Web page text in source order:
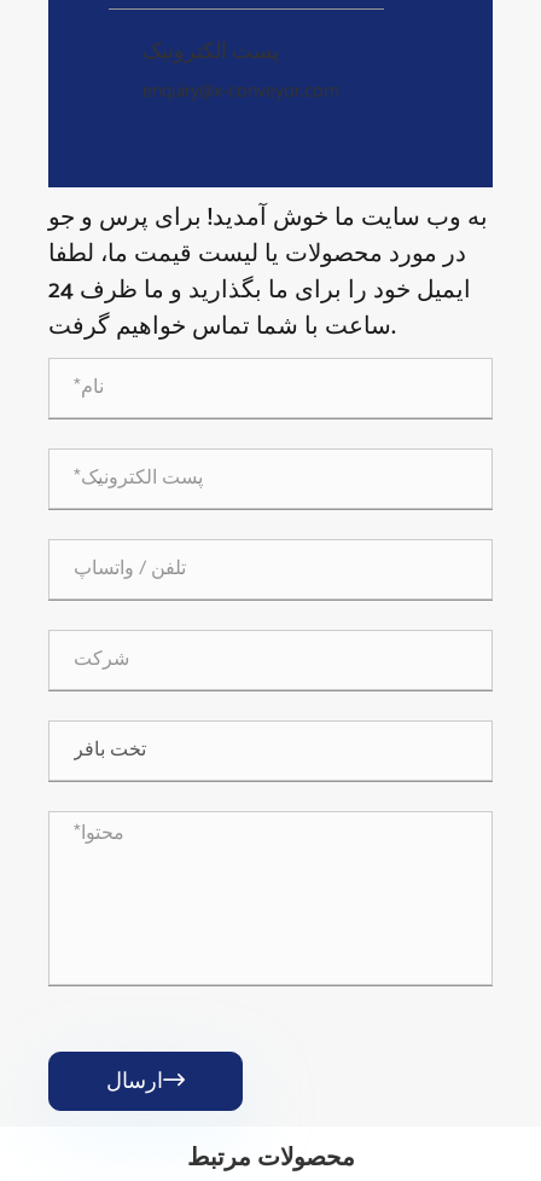
پست الکترونیک
enquiry@x-conveyor.com
به وب سایت ما خوش آمدید! برای پرس و جو
در مورد محصولات یا لیست قیمت ما، لطفا
ایمیل خود را برای ما بگذارید و ما ظرف 24
ساعت با شما تماس خواهیم گرفت.
ارسال
محصولات مرتبط